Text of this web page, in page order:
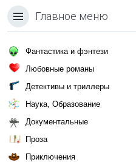
Главное меню
Фантастика и фэнтези
Любовные романы
Детективы и триллеры
Наука, Образование
Документальные
Проза
Приключения